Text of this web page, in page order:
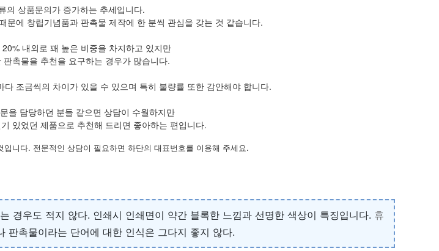
의 상품문의가 증가하는 추세입니다.
문에 창립기념품과 판촉물 제작에 한 분씩 관심을 갖는 것 같습니다.
내외로 꽤 높은 비중을 차지하고 있지만
촉물을 추천을 요구하는 경우가 많습니다.
조금씩의 차이가 있을 수 있으며 특히 불량률 또한 감안해야 합니다.
을 담당하던 분들 같으면 상담이 수월하지만
있었던 제품으로 추천해 드리면 좋아하는 편입니다.
니다. 전문적인 상담이 필요하면 하단의 대표번호를 이용해 주세요.
경우도 적지 않다. 인쇄시 인쇄면이 약간 블록한 느낌과 선명한 색상이 특징입니다. 휴
판촉물이라는 단어에 대한 인식은 그다지 좋지 않다.